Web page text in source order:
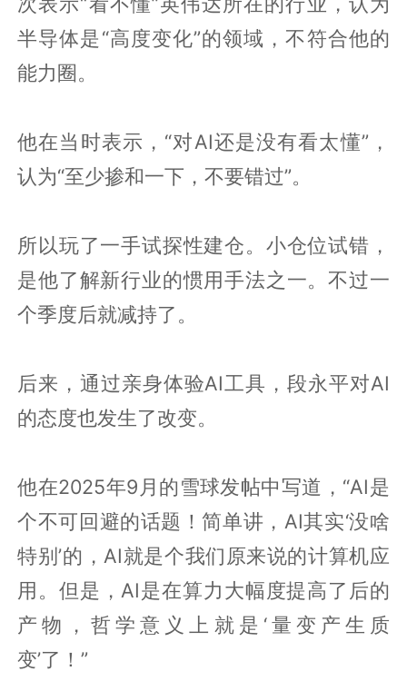
半导体是“高度变化”的领域，不符合他的
能力圈。
他在当时表示，“对AI还是没有看太懂”，
认为“至少掺和一下，不要错过”。
所以玩了一手试探性建仓。小仓位试错，
是他了解新行业的惯用手法之一。不过一
个季度后就减持了。
后来，通过亲身体验AI工具，段永平对AI
的态度也发生了改变。
他在2025年9月的雪球发帖中写道，“AI是
个不可回避的话题！简单讲，AI其实‘没啥
特别’的，AI就是个我们原来说的计算机应
用。但是，AI是在算力大幅度提高了后的
产物，哲学意义上就是‘量变产生质
变’了！”